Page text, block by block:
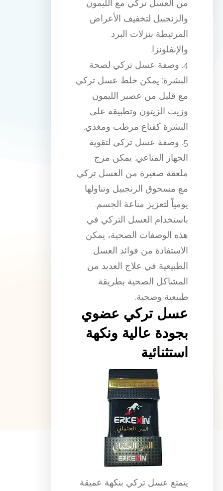
من العسل تركي مع الليمون
والزنجبيل لتخفيف الأعراض
المرتبطة بنزلات البرد
والإنفلونزا.
4. وصفة عسل تركي لصحة
البشرة: يمكن خلط عسل تركي
مع قليل من عصير الليمون
وزيت الزيتون وتطبيقه على
البشرة كقناع مرطب ومغذي.
5. وصفة عسل تركي لتقوية
الجهاز المناعي: يمكن مزج
ملعقة صغيرة من العسل تركي
مع مسحوق الزنجبيل وتناولها
يومياً لتعزيز مناعة الجسم.
باستخدام العسل التركي في
هذه الوصفات الصحية، يمكن
الاستفادة من فوائد العسل
الطبيعية في علاج العديد من
المشاكل الصحية بطريقة
طبيعية وصحية.
عسل تركي عضوي
بجودة عالية ونكهة
استثنائية
يتمتع عسل تركي بنكهة عميقة